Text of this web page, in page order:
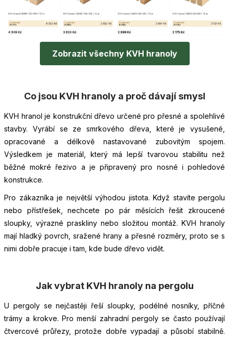
Zobrazit všechny KVH hranoly
Co jsou KVH hranoly a proč dávají smysl
KVH hranol je konstrukční dřevo určené pro přesné a spolehlivé
stavby. Vyrábí se ze smrkového dřeva, které je vysušené,
opracované a délkově nastavované zubovitým spojem.
Výsledkem je materiál, který má lepší tvarovou stabilitu než
běžné mokré řezivo a je připravený pro nosné i pohledové
konstrukce.
Pro zákazníka je největší výhodou jistota. Když stavíte pergolu
nebo přístřešek, nechcete po pár měsících řešit zkroucené
sloupky, výrazné praskliny nebo složitou montáž. KVH hranoly
mají hladký povrch, sražené hrany a přesné rozměry, proto se s
nimi dobře pracuje i tam, kde bude dřevo vidět.
Jak vybrat KVH hranoly na pergolu
U pergoly se nejčastěji řeší sloupky, podélné nosníky, příčné
trámy a krokve. Pro menší zahradní pergoly se často používají
čtvercové průřezy, protože dobře vypadají a působí stabilně.